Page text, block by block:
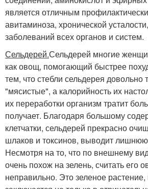
является отличным
авитаминоза, хронической
заболеваний всех органов и систем.
Сельдерей.Сельдерей многие
как овощ, помогающий быстрее
тем, что стебли сельдерея довольно
"мясистые", а калорийность их
их переработки организм тратит
получает. Благодаря большому
клетчатки, сельдерей прекрасно
шлаков и токсинов, выводит лишнюю
Несмотря на то, что по внешнему
очень похож на зелень, считать его
неправильно. Это зеленое растение,